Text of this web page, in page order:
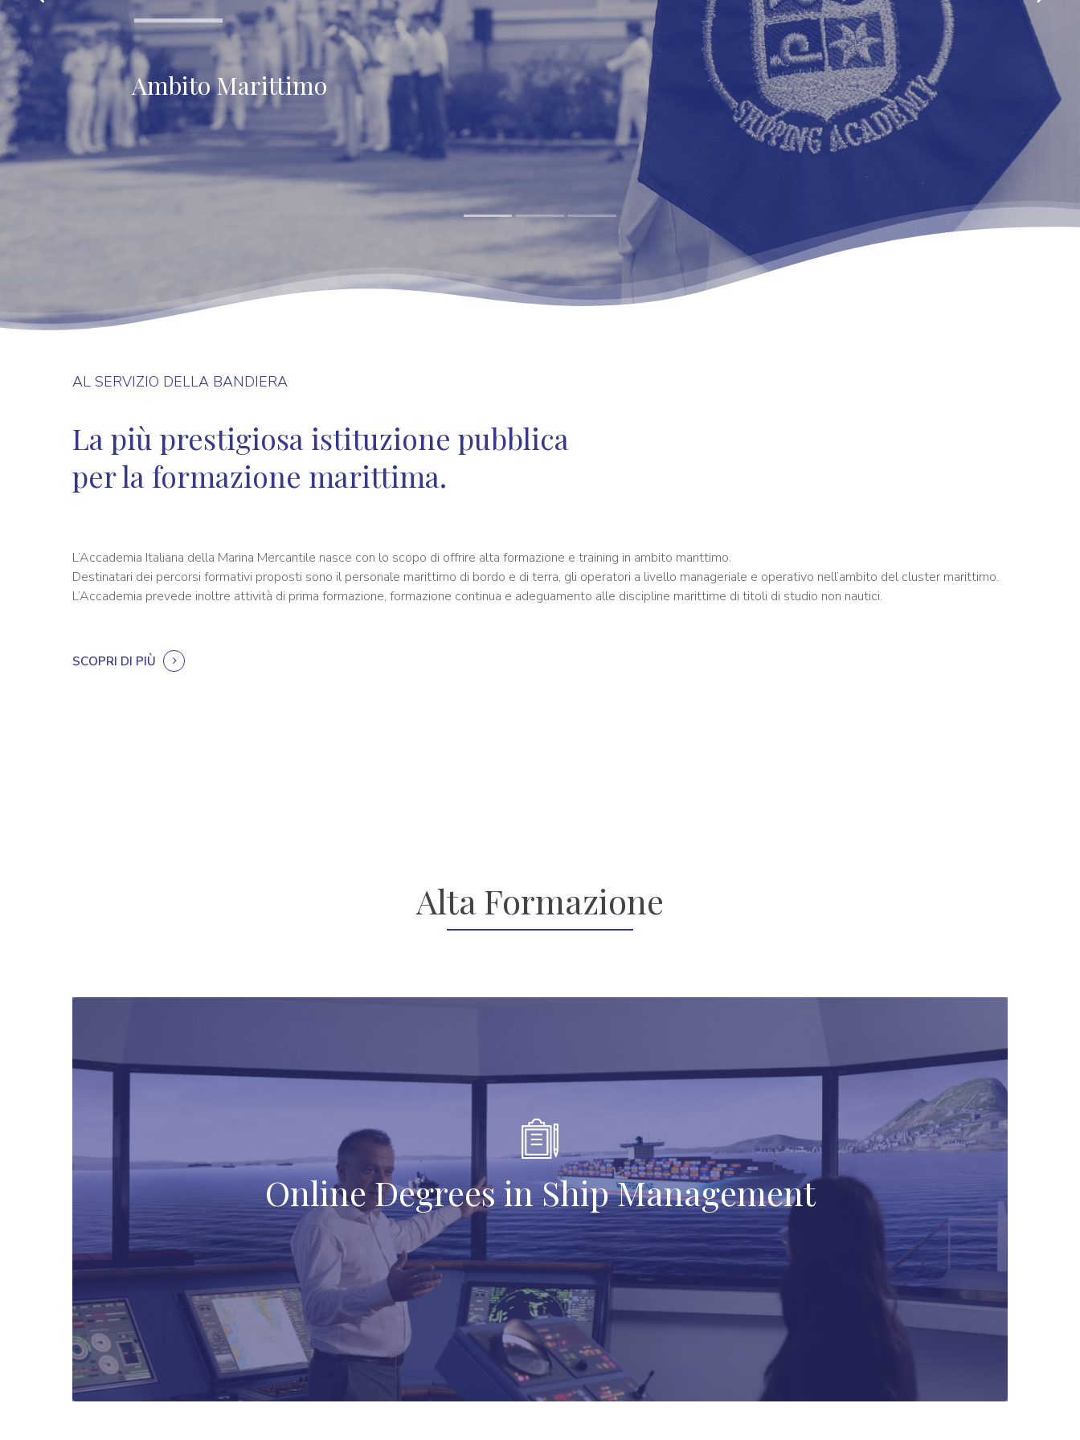
Ambito Marittimo
AL SERVIZIO DELLA BANDIERA
La più prestigiosa istituzione pubblica
per la formazione marittima.
L’Accademia Italiana della Marina Mercantile nasce con lo scopo di offrire alta formazione e training in ambito marittimo.
Destinatari dei percorsi formativi proposti sono il personale marittimo di bordo e di terra, gli operatori a livello manageriale e operativo nell’ambito del cluster marittimo.
L’Accademia prevede inoltre attività di prima formazione, formazione continua e adeguamento alle discipline marittime di titoli di studio non nautici.
SCOPRI DI PIÙ
Alta Formazione
Online Degrees in Ship Management